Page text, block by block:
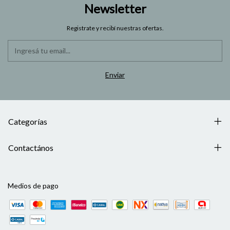
Newsletter
Registrate y recibí nuestras ofertas.
Categorías
Contactános
Medios de pago